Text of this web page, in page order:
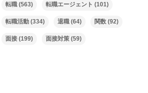
転職 (563) 転職エージェント (101)
転職活動 (334) 退職 (64) 関数 (92)
面接 (199) 面接対策 (59)